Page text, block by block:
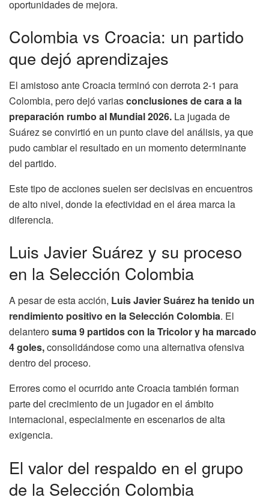
oportunidades de mejora.
Colombia vs Croacia: un partido
que dejó aprendizajes
El amistoso ante Croacia terminó con derrota 2-1 para
Colombia, pero dejó variasconclusiones de cara a la
preparación rumbo al Mundial 2026. La jugada de
Suárez se convirtió en un punto clave del análisis, ya que
pudo cambiar el resultado en un momento determinante
del partido.
Este tipo de acciones suelen ser decisivas en encuentros
de alto nivel, donde la efectividad en el área marca la
diferencia.
Luis Javier Suárez y su proceso
en la Selección Colombia
A pesar de esta acción, Luis Javier Suárez ha tenido un
rendimiento positivo en la Selección Colombia. El
delanterosuma 9 partidos con la Tricolor y ha marcado
4 goles,consolidándose como una alternativa ofensiva
dentro del proceso.
Errores como el ocurrido ante Croacia también forman
parte del crecimiento de un jugador en el ámbito
internacional, especialmente en escenarios de alta
exigencia.
El valor del respaldo en el grupo
de la Selección Colombia